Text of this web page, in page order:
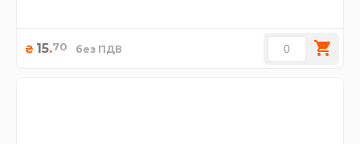
₴ 15.70 без ПДВ